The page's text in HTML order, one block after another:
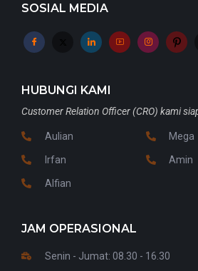
SOSIAL MEDIA
HUBUNGI KAMI
Customer Relation Officer (CRO) kami
Aulian
Irfan
Alfian
Mega
Amin
JAM OPERASIONAL
Senin - Jumat: 08.30 - 16.30